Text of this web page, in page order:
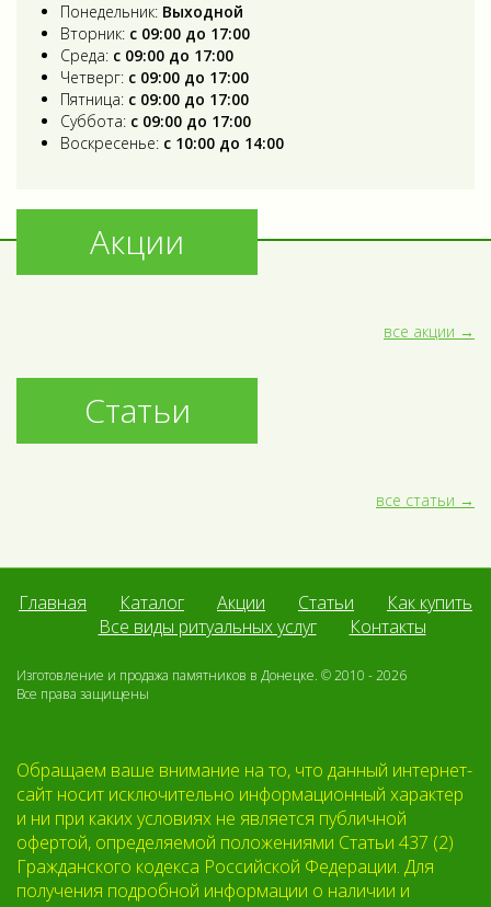
Понедельник: Выходной
Вторник: с 09:00 до 17:00
Среда: с 09:00 до 17:00
Четверг: с 09:00 до 17:00
Пятница: с 09:00 до 17:00
Суббота: с 09:00 до 17:00
Воскресенье: с 10:00 до 14:00
Акции
все акции
Статьи
все статьи
Главная Каталог Акции Статьи
Как купить
Все виды ритуальных услуг
Контакты
Изготовление и продажа памятников в Донецке. © 2010 - 2026
Все права защищены
Обращаем ваше внимание на то, что данный интернет-
сайт носит исключительно информационный характер
и ни при каких условиях не является публичной
офертой, определяемой положениями Статьи 437 (2)
Гражданского кодекса Российской Федерации. Для
получения подробной информации о наличии и